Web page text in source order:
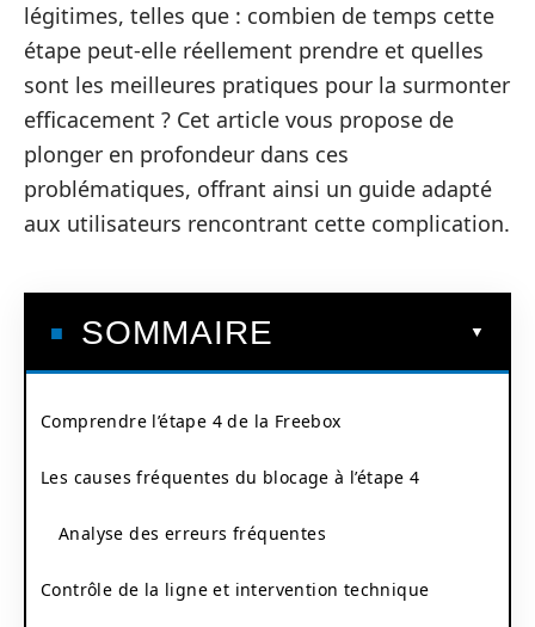
légitimes, telles que : combien de temps cette
étape peut-elle réellement prendre et quelles
sont les meilleures pratiques pour la surmonter
efficacement ? Cet article vous propose de
plonger en profondeur dans ces
problématiques, offrant ainsi un guide adapté
aux utilisateurs rencontrant cette complication.
SOMMAIRE
Comprendre l’étape 4 de la Freebox
Les causes fréquentes du blocage à l’étape 4
Analyse des erreurs fréquentes
Contrôle de la ligne et intervention technique